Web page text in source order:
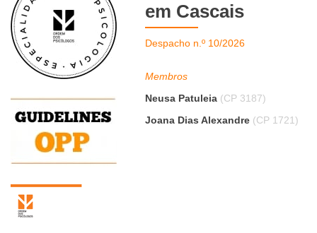
em Cascais
Despacho n.º 10/2026
Membros
Neusa Patuleia (CP 3187)
Joana Dias Alexandre (CP 1721)